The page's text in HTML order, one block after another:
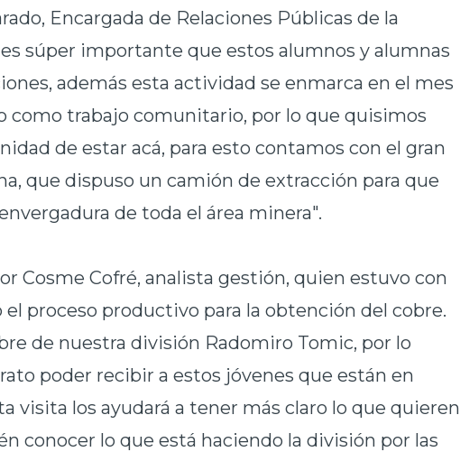
Encargada de Relaciones Públicas de la
súper importante que estos alumnos y alumnas
además esta actividad se enmarca en el mes
como trabajo comunitario, por lo que quisimos
de estar acá, para esto contamos con el gran
que dispuso un camión de extracción para que
de toda el área minera".
Cosme Cofré, analista gestión, quien estuvo con
el proceso productivo para la obtención del cobre.
de nuestra división Radomiro Tomic, por lo
poder recibir a estos jóvenes que están en
visita los ayudará a tener más claro lo que quieren
conocer lo que está haciendo la división por las